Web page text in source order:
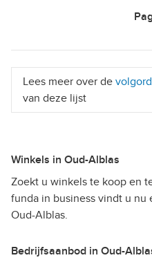
Lees meer over de
van deze lijst
Winkels in Oud-Alblas
Zoekt u winkels te koop en
funda in business vindt u nu
Oud-Alblas.
Bedrijfsaanbod in Oud-